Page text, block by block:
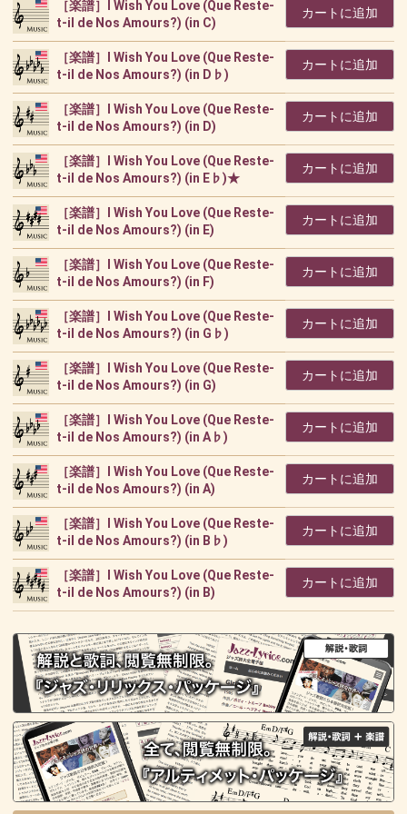
［楽譜］I Wish You Love (Que Reste-
t-il de Nos Amours?) (in C)
カートに追加
［楽譜］I Wish You Love (Que Reste-
t-il de Nos Amours?) (in D♭)
カートに追加
［楽譜］I Wish You Love (Que Reste-
t-il de Nos Amours?) (in D)
カートに追加
［楽譜］I Wish You Love (Que Reste-
t-il de Nos Amours?) (in E♭)★
カートに追加
［楽譜］I Wish You Love (Que Reste-
t-il de Nos Amours?) (in E)
カートに追加
［楽譜］I Wish You Love (Que Reste-
t-il de Nos Amours?) (in F)
カートに追加
［楽譜］I Wish You Love (Que Reste-
t-il de Nos Amours?) (in G♭)
カートに追加
［楽譜］I Wish You Love (Que Reste-
t-il de Nos Amours?) (in G)
カートに追加
［楽譜］I Wish You Love (Que Reste-
t-il de Nos Amours?) (in A♭)
カートに追加
［楽譜］I Wish You Love (Que Reste-
t-il de Nos Amours?) (in A)
カートに追加
［楽譜］I Wish You Love (Que Reste-
t-il de Nos Amours?) (in B♭)
カートに追加
［楽譜］I Wish You Love (Que Reste-
t-il de Nos Amours?) (in B)
カートに追加